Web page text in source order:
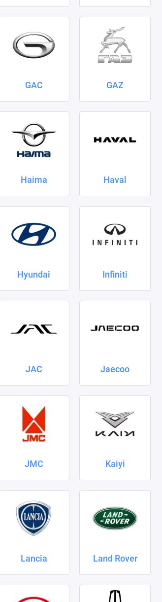
GAC GAZ
Haima Haval
Hyundai Infiniti
JAC Jaecoo
JMC Kaiyi
Lancia Land Rover